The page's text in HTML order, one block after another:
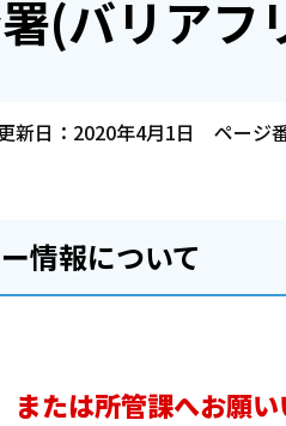
(バリアフ
新日：2020年4月1日 ページ
情報について
たは所管課へお願い